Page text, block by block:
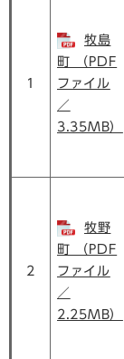
1
牧島
町 （PDF
ファイル
／
3.35MB）
2
牧野
町 （PDF
ファイル
／
2.25MB）